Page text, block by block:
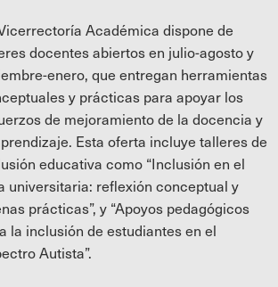
Académica dispone de
docentes abiertos en julio-agosto y
enero, que entregan herramientas
y prácticas para apoyar los
de mejoramiento de la docencia y
Esta oferta incluye talleres de
educativa como “Inclusión en el
universitaria: reflexión conceptual y
prácticas”, y “Apoyos pedagógicos
la inclusión de estudiantes en el
Autista”.